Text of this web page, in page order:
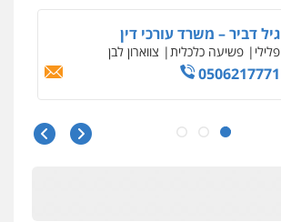
גיל דביר – משרד עורכי דין
פלילי פשיעה כלכלית צווארון לבן
0506217771
סלימאן אבו שעירה – משרד עורכי דין